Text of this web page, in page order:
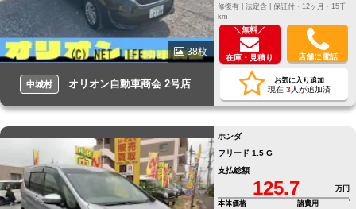
38枚
中城村 オリオン自動車商会 2号店
修復有 | 法定含 | 保証付・12ヶ月・15千
km
＼無料／
在庫・見積り 店舗に電話
お気に入り追加
現在 3人が追加済
ホンダ
フリード 1.5 G
支払総額
125.7
万円
本体価格
諸費用